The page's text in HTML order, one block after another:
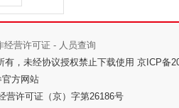
经营许可证- 人员查询
有，未经协议授权禁止下载使用 京ICP备
方网站
营许可证（京）字第26186号